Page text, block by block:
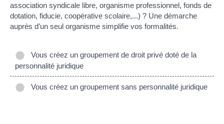
association syndicale libre, organisme professionnel, fonds de
dotation, fiducie, coopérative scolaire,...) ? Une démarche
auprès d’un seul organisme simplifie vos formalités.
Vous créez un groupement de droit privé doté de la
personnalité juridique
Vous créez un groupement sans personnalité juridique